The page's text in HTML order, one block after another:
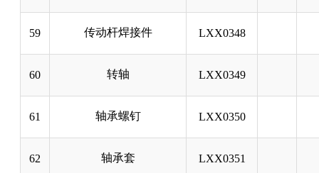
59 传动杆焊接件 LXX0348
60 转轴 LXX0349
61 轴承螺钉 LXX0350
62 轴承套 LXX0351